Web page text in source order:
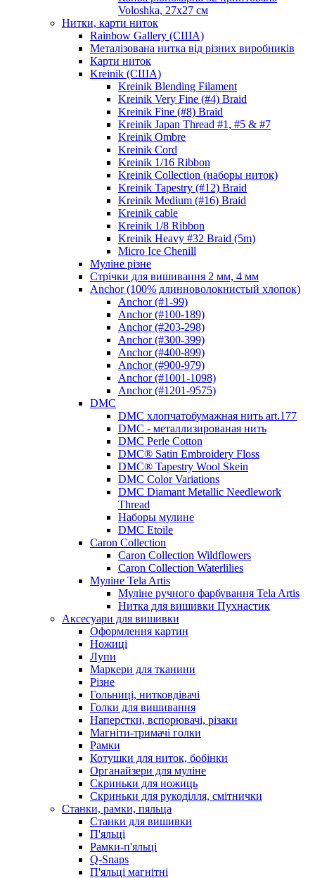
Voloshka, 27х27 см
Нитки, карти ниток
Rainbow Gallery (США)
Металізована нитка від різних виробників
Карти ниток
Kreinik (США)
Kreinik Blending Filament
Kreinik Very Fine (#4) Braid
Kreinik Fine (#8) Braid
Kreinik Japan Thread #1, #5 & #7
Kreinik Ombre
Kreinik Cord
Kreinik 1/16 Ribbon
Kreinik Collection (наборы ниток)
Kreinik Tapestry (#12) Braid
Kreinik Medium (#16) Braid
Kreinik cable
Kreinik 1/8 Ribbon
Kreinik Heavy #32 Braid (5m)
Micro Ice Chenill
Муліне різне
Стрічки для вишивання 2 мм, 4 мм
Anchor (100% длинноволокнистый хлопок)
Anchor (#1-99)
Anchor (#100-189)
Anchor (#203-298)
Anchor (#300-399)
Anchor (#400-899)
Anchor (#900-979)
Anchor (#1001-1098)
Anchor (#1201-9575)
DMC
DMC хлопчатобумажная нить art.177
DMC - металлизированая нить
DMC Perle Cotton
DMC® Satin Embroidery Floss
DMC® Tapestry Wool Skein
DMC Color Variations
DMC Diamant Metallic Needlework
Thread
Наборы мулине
DMC Etoile
Caron Collection
Caron Collection Wildflowers
Caron Collection Waterlilies
Муліне Tela Artis
Муліне ручного фарбування Tela Artis
Нитка для вишивки Пухнастик
Аксесуари для вишивки
Оформлення картин
Ножиці
Лупи
Маркери для тканини
Різне
Гольниці, нитковдівачі
Голки для вишивання
Наперстки, вспорювачі, різаки
Магніти-тримачі голки
Рамки
Котушки для ниток, бобінки
Органайзери для муліне
Скриньки для ножиць
Скриньки для рукоділля, смітнички
Станки, рамки, пяльца
Станки для вишивки
П'яльці
Рамки-п'яльці
Q-Snaps
П'яльці магнітні